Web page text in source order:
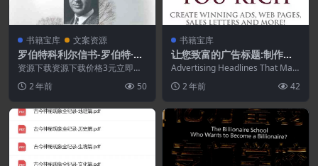
书籍宝库 文案资源
罗伯特科利尔信书-罗伯特·科
利尔.PDF
资源下载资源下载价格3元立即购
2 年前 50
书籍宝库
让您致富的广告标题:制作获
奖广告、网页、销售信等.PD
F
Advertising Headlines That Mak
2 年前 42